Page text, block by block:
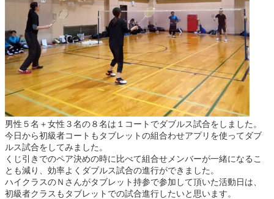
男性５名＋女性３名の８名は１コートでダブルス試合をしました。
今日から初級者コートもタブレットの組合わせアプリを使ってダブ
ルス試合をしてみました。
くじ引きでのペア決めの時に比べて組合せメンバーが一緒になるこ
とも減り、効率よくダブルス試合の進行ができました。
ハイクラスのＮさんがタブレット持参で参加して頂いた活動日は、
初級者クラスもタブレットでの試合進行したいと思います。